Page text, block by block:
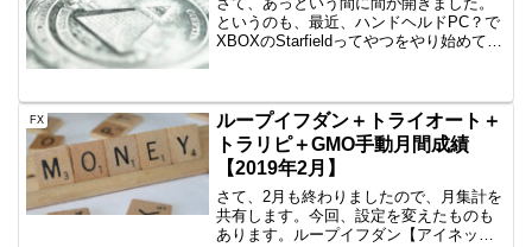
というのも、最近、ハンドヘルドPC？で
XBOXのStarfieldってやつをやり始めてし
ね。9月...
FX
ループイフダン＋トライオート＋
トラリピ＋GMO手動月間成績
【2019年2月】
さて、2月も終わりましたので、月集計を
共有します。今回、設定を変えたものも
あります。ループイフダン【アイネット